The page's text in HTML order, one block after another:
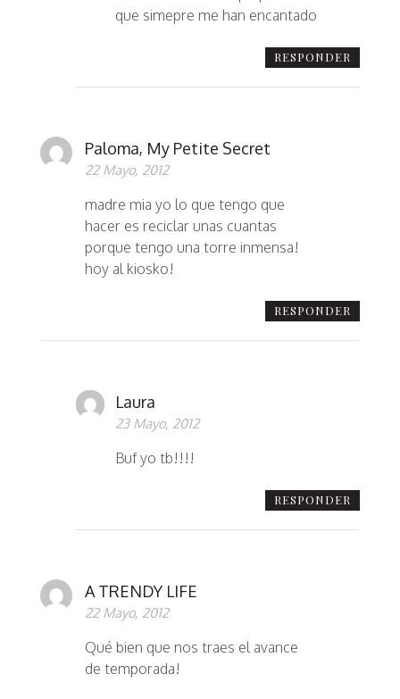
que simepre me han encantado
RESPONDER
Paloma, My Petite Secret
22 Mayo, 2012
madre mia yo lo que tengo que
hacer es reciclar unas cuantas
porque tengo una torre inmensa!
hoy al kiosko!
RESPONDER
Laura
23 Mayo, 2012
Buf yo tb!!!!
RESPONDER
A TRENDY LIFE
22 Mayo, 2012
Qué bien que nos traes el avance
de temporada!